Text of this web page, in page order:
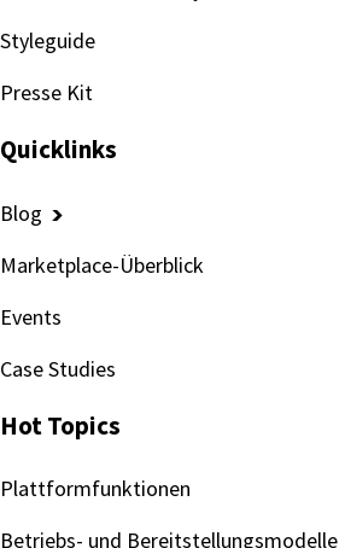
Styleguide
Presse Kit
Quicklinks
Blog
Marketplace-Überblick
Events
Case Studies
Hot Topics
Plattformfunktionen
Betriebs- und Bereitstellungsmodelle